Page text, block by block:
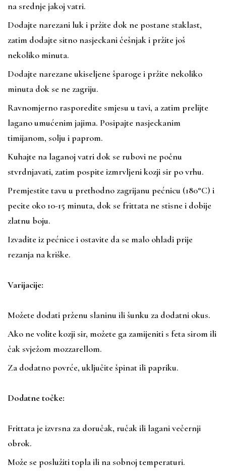
na srednje jakoj vatri.
Dodajte narezani luk i pržite dok ne postane staklast,
zatim dodajte sitno nasjeckani češnjak i pržite još
nekoliko minuta.
Dodajte narezane ukiseljene šparoge i pržite nekoliko
minuta dok se ne zagriju.
Ravnomjerno rasporedite smjesu u tavi, a zatim prelijte
lagano umućenim jajima. Posipajte nasjeckanim
timijanom, solju i paprom.
Kuhajte na laganoj vatri dok se rubovi ne počnu
stvrdnjavati, zatim pospite izmrvljeni kozji sir po vrhu.
Premjestite tavu u prethodno zagrijanu pećnicu (180°C) i
pecite oko 10-15 minuta, dok se frittata ne stisne i dobije
zlatnu boju.
Izvadite iz pećnice i ostavite da se malo ohladi prije
rezanja na kriške.
Varijacije:
Možete dodati prženu slaninu ili šunku za dodatni okus.
Ako ne volite kozji sir, možete ga zamijeniti s feta sirom ili
čak svježom mozzarellom.
Za dodatno povrće, uključite špinat ili papriku.
Dodatne točke:
Frittata je izvrsna za doručak, ručak ili lagani večernji
obrok.
Može se poslužiti topla ili na sobnoj temperaturi.